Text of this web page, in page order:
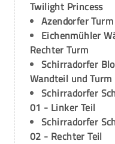
Twilight Princess
Azendorfer Turm
Eichenmühler
Rechter Turm
Schirradorfer
Wandteil und Turm
Schirradorfer
01 - Linker Teil
Schirradorfer
02 - Rechter Teil